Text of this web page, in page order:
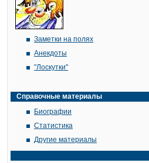
Заметки на полях
Анекдоты
"Лоскутки"
Справочные материалы
Биографии
Статистика
Другие материалы